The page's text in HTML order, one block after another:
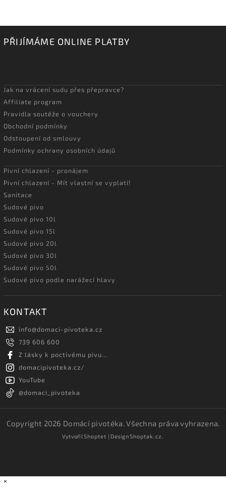
PŘIJÍMÁME ONLINE PLATBY
Jak na vrácení sudu přes přepravce?
Affiliate program
Pravidla soutěže o vouchery
Obchodní podmínky
Odstoupení od smlouvy
Podmínky ochrany osobních údajů
Pivní chlazení - pronájem
Pivní chlazení - Mít vlastní se vyplatí!
Sanitace
Sudové pivo
Sudové pivo 10l
Sudové pivo 15l
Sudové pivo 20l
Sudové pivo 30l
Sudové pivo 50l
Sudové pivo podle narážecí hlavy
KONTAKT
info@domaci-pivoteka.cz
739 606 600
Z lásky k poctivému pivu...
domacipivoteka.cz/
YouTube
@domaci_pivoteka
Copyright 2026 Domácí pivotéka. Všechna práva vyhrazena.
VytvořilShoptet | DesignShoptak.cz.
×